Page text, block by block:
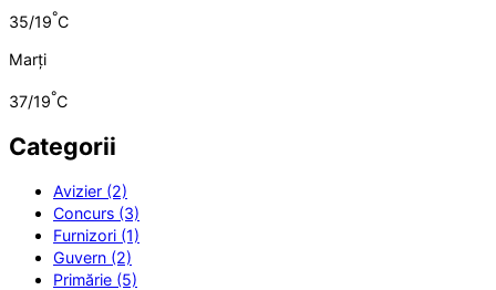
35/19°C
Marți
37/19°C
Categorii
Avizier (2)
Concurs (3)
Furnizori (1)
Guvern (2)
Primărie (5)